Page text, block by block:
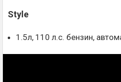
Style
1.5л, 110 л.с. бензин,